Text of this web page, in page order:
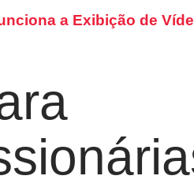
a Exibição de